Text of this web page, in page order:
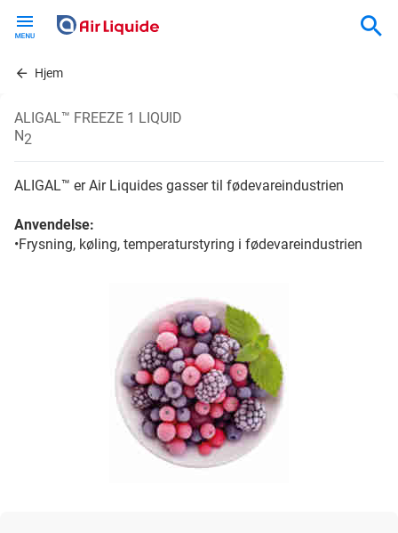
contentHjem
ALIGAL™ FREEZE 1 LIQUID
N2
ALIGAL™ er Air Liquides gasser til fødevareindustrien
Anvendelse:
•Frysning, køling, temperaturstyring i fødevareindustrien